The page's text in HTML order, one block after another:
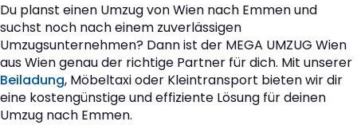
Du planst einen Umzug von Wien nach Emmen und
suchst noch nach einem zuverlässigen
Umzugsunternehmen? Dann ist der MEGA UMZUG Wien
aus Wien genau der richtige Partner für dich. Mit unserer
Beiladung, Möbeltaxi oder Kleintransport bieten wir dir
eine kostengünstige und effiziente Lösung für deinen
Umzug nach Emmen.